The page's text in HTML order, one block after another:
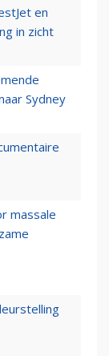
en
in zicht
Sydney
massale